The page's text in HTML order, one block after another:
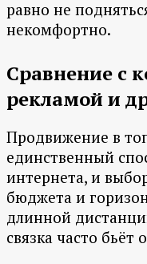
равно не
некомфортно.
Сравнение с
рекламой и
Продвижение в
единственный
интернета, и
бюджета и
длинной
связка часто бьёт